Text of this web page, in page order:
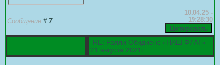
Сообщение # 7
10.04.25 -
19:28:30
RE: Ралли Обидиенс «НАШ ФЛАГ»
21 августа 2021г.